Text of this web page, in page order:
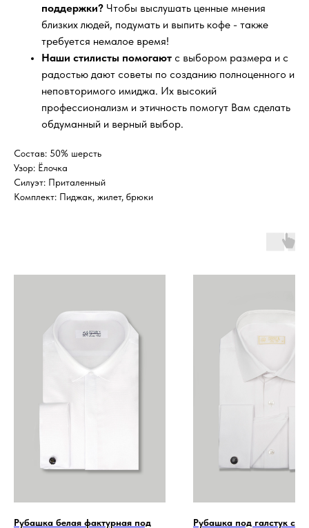
поддержки? Чтобы выслушать ценные мнения
близких людей, подумать и выпить кофе - также
требуется немалое время!
Наши стилисты помогают с выбором размера и с
радостью дают советы по созданию полноценного и
неповторимого имиджа. Их высокий
профессионализм и этичность помогут Вам сделать
обдуманный и верный выбор.
Состав: 50% шерсть
Узор: Ёлочка
Силуэт: Приталенный
Комплект: Пиджак, жилет, брюки
Рубашка белая фактурная под Рубашка под галстук с